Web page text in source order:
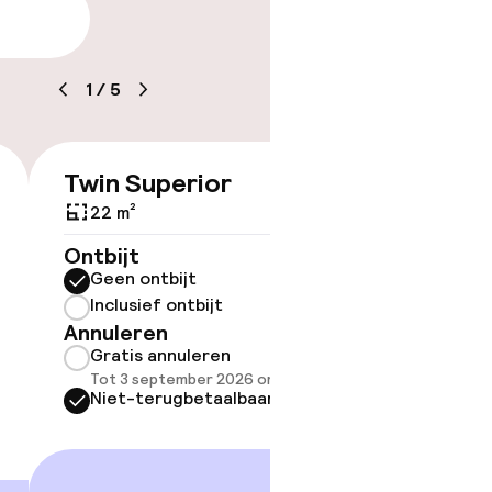
1 / 5
Twin Superior
22 m²
Ontbijt
Geen ontbijt
Inclusief ontbijt
Annuleren
Gratis annuleren
Tot 3 september 2026 om 16:00
Niet-terugbetaalbaar